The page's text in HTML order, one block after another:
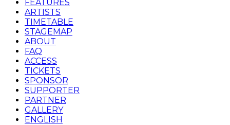
FEATURES
ARTISTS
TIMETABLE
STAGEMAP
ABOUT
FAQ
ACCESS
TICKETS
SPONSOR
SUPPORTER
PARTNER
GALLERY
ENGLISH